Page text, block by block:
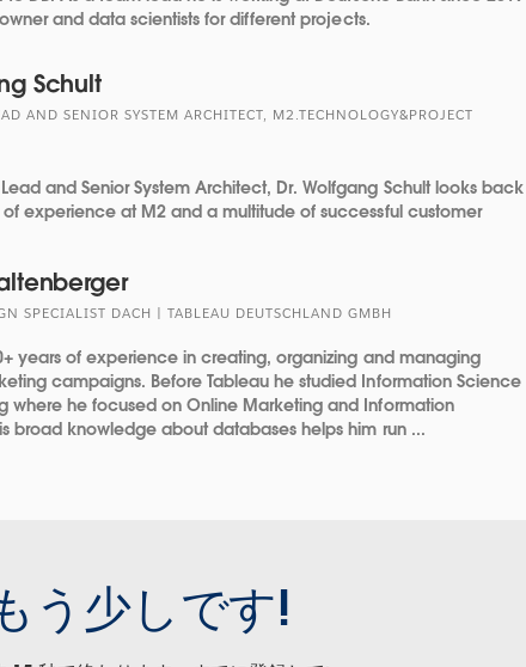
and data scientists for different projects.
Schult
AND SENIOR SYSTEM ARCHITECT, M2.TECHNOLOGY&PROJECT
and Senior System Architect, Dr. Wolfgang Schult looks back
experience at M2 and a multitude of successful customer
SPECIALIST DACH | TABLEAU DEUTSCHLAND GMBH
years of experience in creating, organizing and managing
campaigns. Before Tableau he studied Information Science
where he focused on Online Marketing and Information
broad knowledge about databases helps him run ...
う少しです!